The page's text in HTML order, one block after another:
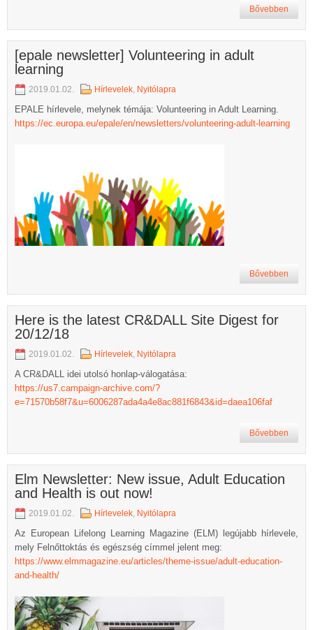
Bővebben
[epale newsletter] Volunteering in adult
learning
2019.01.02. Hírlevelek, Nyitólapra
EPALE hírlevele, melynek témája: Volunteering in Adult Learning.
https://ec.europa.eu/epale/en/newsletters/volunteering-adult-learning
Bővebben
Here is the latest CR&DALL Site Digest for
20/12/18
2019.01.02. Hírlevelek, Nyitólapra
A CR&DALL idei utolsó honlap-válogatása:
https://us7.campaign-archive.com/?
e=71570b58f7&u=6006287ada4a4e8ac881f6843&id=daea106faf
Bővebben
Elm Newsletter: New issue, Adult Education
and Health is out now!
2019.01.02. Hírlevelek, Nyitólapra
Az European Lifelong Learning Magazine (ELM) legújabb hírlevele,
mely Felnőttoktás és egészség címmel jelent meg:
https://www.elmmagazine.eu/articles/theme-issue/adult-education-
and-health/